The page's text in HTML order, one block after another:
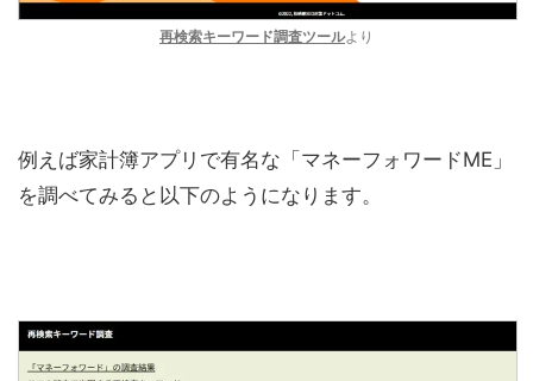
再検索キーワード調査ツールより
例えば家計簿アプリで有名な「マネーフォワードME」
を調べてみると以下のようになります。